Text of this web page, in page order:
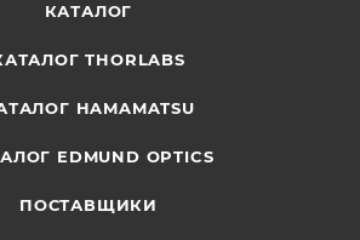
КАТАЛОГ
THORLABS
HAMAMATSU
EDMUND OPTICS
ПОСТАВЩИКИ